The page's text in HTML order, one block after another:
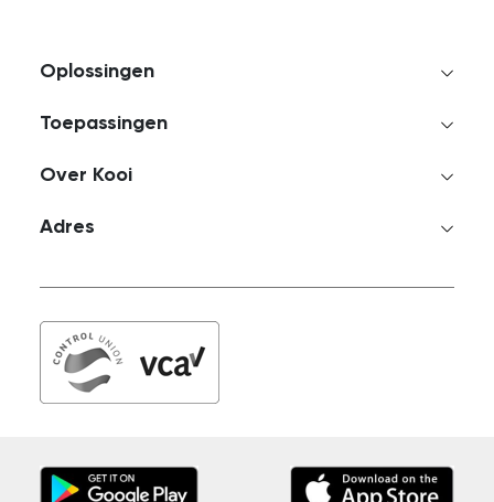
Oplossingen
Toepassingen
Over Kooi
Adres